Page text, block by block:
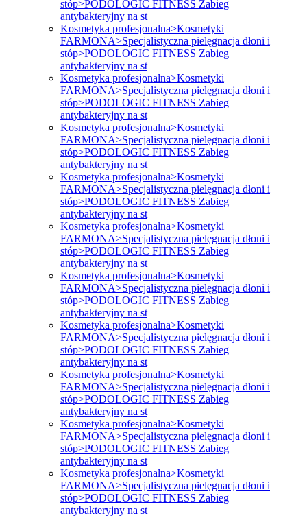
stóp>PODOLOGIC FITNESS Zabieg
antybakteryjny na st
Kosmetyka profesjonalna>Kosmetyki
FARMONA>Specjalistyczna pielęgnacja dłoni i
stóp>PODOLOGIC FITNESS Zabieg
antybakteryjny na st
Kosmetyka profesjonalna>Kosmetyki
FARMONA>Specjalistyczna pielęgnacja dłoni i
stóp>PODOLOGIC FITNESS Zabieg
antybakteryjny na st
Kosmetyka profesjonalna>Kosmetyki
FARMONA>Specjalistyczna pielęgnacja dłoni i
stóp>PODOLOGIC FITNESS Zabieg
antybakteryjny na st
Kosmetyka profesjonalna>Kosmetyki
FARMONA>Specjalistyczna pielęgnacja dłoni i
stóp>PODOLOGIC FITNESS Zabieg
antybakteryjny na st
Kosmetyka profesjonalna>Kosmetyki
FARMONA>Specjalistyczna pielęgnacja dłoni i
stóp>PODOLOGIC FITNESS Zabieg
antybakteryjny na st
Kosmetyka profesjonalna>Kosmetyki
FARMONA>Specjalistyczna pielęgnacja dłoni i
stóp>PODOLOGIC FITNESS Zabieg
antybakteryjny na st
Kosmetyka profesjonalna>Kosmetyki
FARMONA>Specjalistyczna pielęgnacja dłoni i
stóp>PODOLOGIC FITNESS Zabieg
antybakteryjny na st
Kosmetyka profesjonalna>Kosmetyki
FARMONA>Specjalistyczna pielęgnacja dłoni i
stóp>PODOLOGIC FITNESS Zabieg
antybakteryjny na st
Kosmetyka profesjonalna>Kosmetyki
FARMONA>Specjalistyczna pielęgnacja dłoni i
stóp>PODOLOGIC FITNESS Zabieg
antybakteryjny na st
Kosmetyka profesjonalna>Kosmetyki
FARMONA>Specjalistyczna pielęgnacja dłoni i
stóp>PODOLOGIC FITNESS Zabieg
antybakteryjny na st